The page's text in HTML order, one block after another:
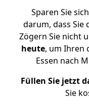
Sparen Sie
darum, dass Sie
Zögern Sie nicht
heute, um Ihren
Essen nach
Füllen Sie jetzt
Sie